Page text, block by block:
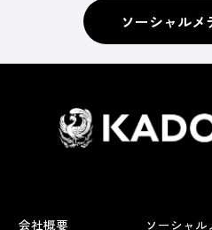
ソーシャル
会社概要 ソーシャル